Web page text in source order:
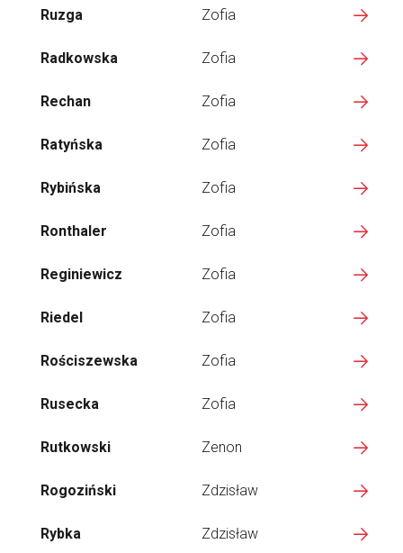
Ruzga Zofia
Radkowska Zofia
Rechan Zofia
Ratyńska Zofia
Rybińska Zofia
Ronthaler Zofia
Reginiewicz Zofia
Riedel Zofia
Rościszewska Zofia
Rusecka Zofia
Rutkowski Zenon
Rogoziński Zdzisław
Rybka Zdzisław